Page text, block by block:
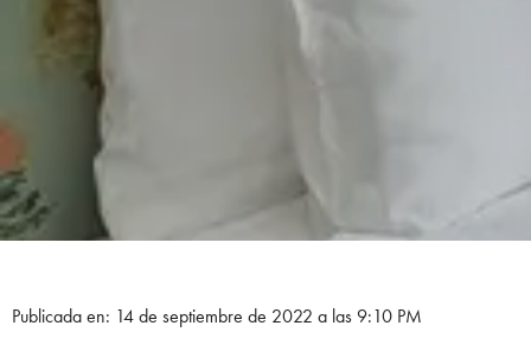
Publicada en: 14 de septiembre de 2022 a las 9:10 PM